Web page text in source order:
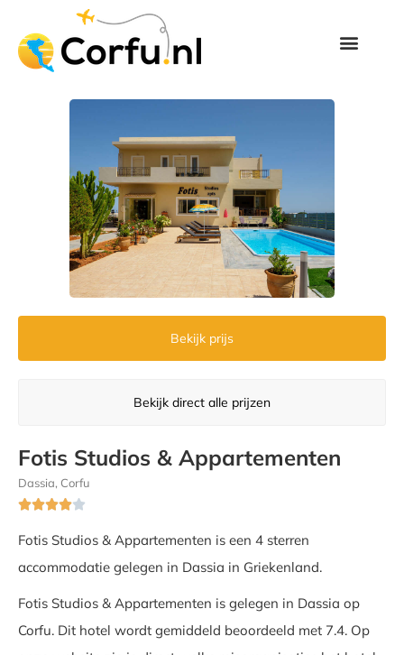
Bekijk prijs
Bekijk direct alle prijzen
Fotis Studios & Appartementen
Dassia, Corfu

Fotis Studios & Appartementen is een 4 sterren
accommodatie gelegen in Dassia in Griekenland.
Fotis Studios & Appartementen is gelegen in Dassia op
Corfu. Dit hotel wordt gemiddeld beoordeeld met 7.4. Op